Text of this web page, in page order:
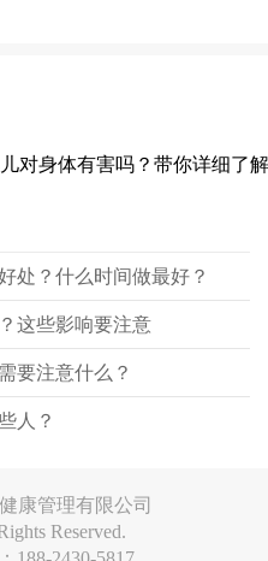
处？什么时间做最好？
这些影响要注意
要注意什么？
人？
康管理有限公司
Reserved.